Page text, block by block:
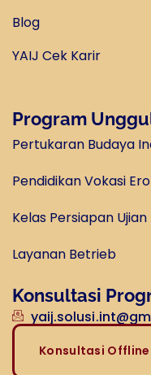
Blog
YAIJ Cek Karir
Program
Pertukaran Budaya
Pendidikan Vokasi
Kelas Persiapan Ujian
Layanan Betrieb
Konsultasi
Konsultasi Offline